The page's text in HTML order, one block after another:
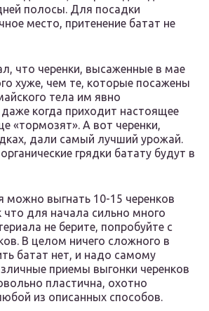
полосы. Для посадки
место, притенение батат не
что черенки, высаженные в мае
хуже, чем те, которые посажены
тела им явно
когда приходит настоящее
«тормозят». А вот черенки,
дали самый лучший урожай.
грядки батату будут в
можно выгнать 10-15 черенков
что для начала сильно много
не берите, попробуйте с
В целом ничего сложного в
батат нет, и надо самому
приемы выгонки черенков
пластична, охотно
из описанных способов.